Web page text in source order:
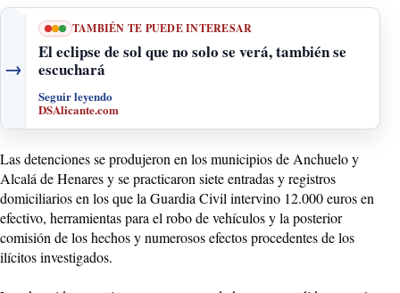
→
TAMBIÉN TE PUEDE INTERESAR
El eclipse de sol que no solo se verá, también se
escuchará
Seguir leyendo
DSAlicante.com
Las detenciones se produjeron en los municipios de Anchuelo y
Alcalá de Henares y se practicaron siete entradas y registros
domiciliarios en los que la Guardia Civil intervino 12.000 euros en
efectivo, herramientas para el robo de vehículos y la posterior
comisión de los hechos y numerosos efectos procedentes de los
ilícitos investigados.